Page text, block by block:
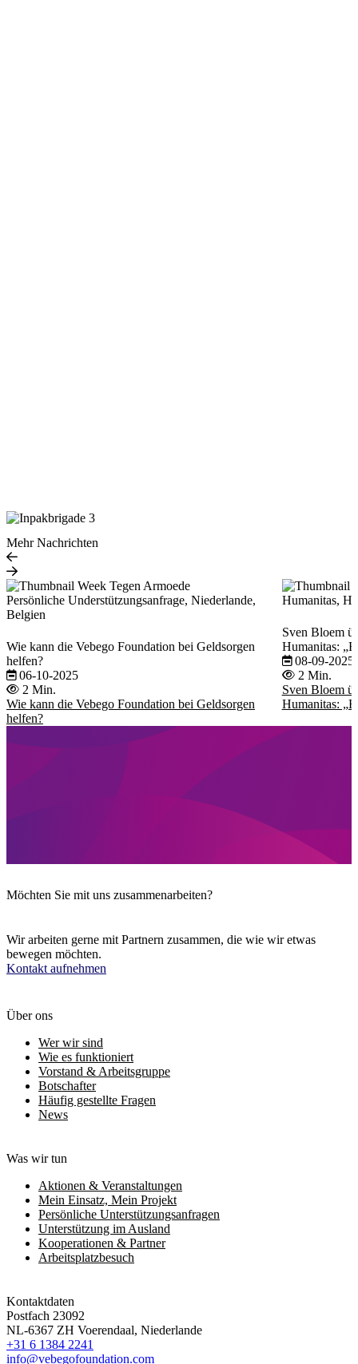
Mehr Nachrichten
Persönliche Understützungsanfrage, Niederlande,
Belgien
Wie kann die Vebego Foundation bei Geldsorgen
helfen?
06-10-2025
2 Min.
Wie kann die Vebego Foundation bei Geldsorgen
helfen?
Humanitas,
Sven Bloem
Humanitas:
08-09-2025
2 Min.
Sven Bloem
Humanitas:
Möchten Sie mit uns zusammenarbeiten?
Wir arbeiten gerne mit Partnern zusammen, die wie wir etwas
bewegen möchten.
Kontakt aufnehmen
Über ons
Wer wir sind
Wie es funktioniert
Vorstand & Arbeitsgruppe
Botschafter
Häufig gestellte Fragen
News
Was wir tun
Aktionen & Veranstaltungen
Mein Einsatz, Mein Projekt
Persönliche Unterstützungsanfragen
Unterstützung im Ausland
Kooperationen & Partner
Arbeitsplatzbesuch
Kontaktdaten
Postfach 23092
NL-6367 ZH Voerendaal, Niederlande
+31 6 1384 2241
info@vebegofoundation.com